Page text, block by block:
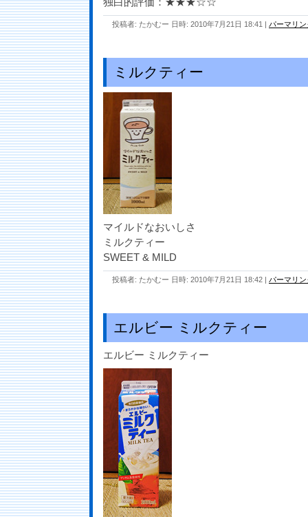
投稿者: たかむー 日時: 2010年7月21日 18:41 | パーマリン
ミルクティー
マイルドなおいしさ
ミルクティー
SWEET & MILD
投稿者: たかむー 日時: 2010年7月21日 18:42 | パーマリン
エルビー ミルクティー
エルビー ミルクティー